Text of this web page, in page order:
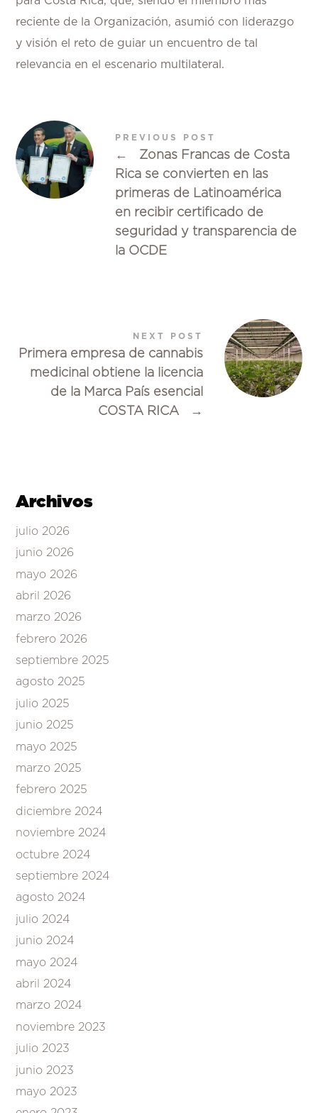
reciente de la Organización, asumió con liderazgo
y visión el reto de guiar un encuentro de tal
relevancia en el escenario multilateral.
PREVIOUS POST
←
Zonas Francas de Costa
Rica se convierten en las
primeras de Latinoamérica
en recibir certificado de
seguridad y transparencia de
la OCDE
NEXT POST
Primera empresa de cannabis
medicinal obtiene la licencia
de la Marca País esencial
COSTA RICA
→
Archivos
julio 2026
junio 2026
mayo 2026
abril 2026
marzo 2026
febrero 2026
septiembre 2025
agosto 2025
julio 2025
junio 2025
mayo 2025
marzo 2025
febrero 2025
diciembre 2024
noviembre 2024
octubre 2024
septiembre 2024
agosto 2024
julio 2024
junio 2024
mayo 2024
abril 2024
marzo 2024
noviembre 2023
julio 2023
junio 2023
mayo 2023